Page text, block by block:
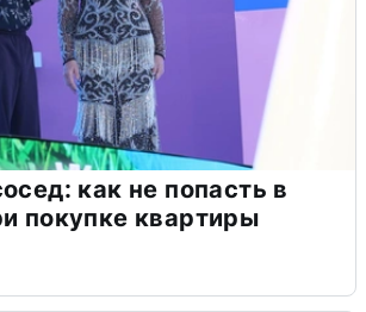
как не попасть в
покупке квартиры